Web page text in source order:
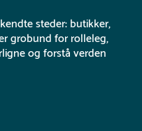
steder: butikker,
grobund for rolleleg,
og forstå verden